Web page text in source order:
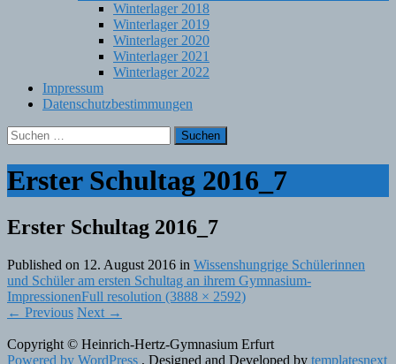
Winterlager 2018
Winterlager 2019
Winterlager 2020
Winterlager 2021
Winterlager 2022
Impressum
Datenschutzbestimmungen
Suchen
nach:
Erster Schultag 2016_7
Erster Schultag 2016_7
Published on 12. August 2016 in Wissenshungrige Schülerinnen
und Schüler am ersten Schultag an ihrem Gymnasium-
ImpressionenFull resolution (3888 × 2592)
← Previous Next →
Copyright © Heinrich-Hertz-Gymnasium Erfurt
Powered by WordPress , Designed and Developed by templatesnext